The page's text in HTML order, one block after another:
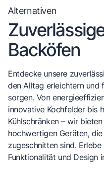
Alternativen
Backöfen
Entdecke unsere
den Alltag erleichtern und
sorgen. Von
innovative Kochfelder bis
Kühlschränken – wir
hochwertigen Geräten,
zugeschnitten sind.
Funktionalität und Design